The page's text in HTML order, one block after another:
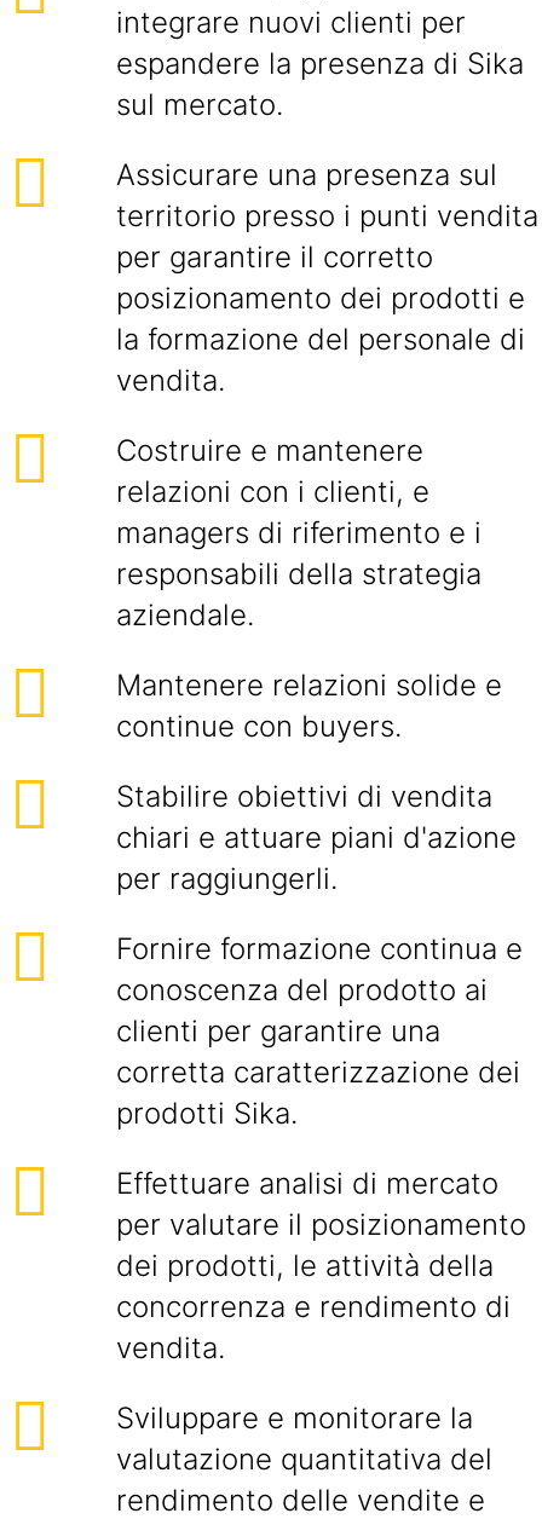
integrare nuovi clienti per
espandere la presenza di Sika
sul mercato.
Assicurare una presenza sul
territorio presso i punti vendita
per garantire il corretto
posizionamento dei prodotti e
la formazione del personale di
vendita.
Costruire e mantenere
relazioni con i clienti, e
managers di riferimento e i
responsabili della strategia
aziendale.
Mantenere relazioni solide e
continue con buyers.
Stabilire obiettivi di vendita
chiari e attuare piani d'azione
per raggiungerli.
Fornire formazione continua e
conoscenza del prodotto ai
clienti per garantire una
corretta caratterizzazione dei
prodotti Sika.
Effettuare analisi di mercato
per valutare il posizionamento
dei prodotti, le attività della
concorrenza e rendimento di
vendita.
Sviluppare e monitorare la
valutazione quantitativa del
rendimento delle vendite e